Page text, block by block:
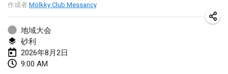
作成者 Mölkky Club Messancy
地域大会
砂利
2026年8月2日
9:00 AM
Concours de Honnelles
2026年1月18日|ベルギー
Tournoi de Mölkky - Lesfous Dubâtonvaigeois
2026年1月31日